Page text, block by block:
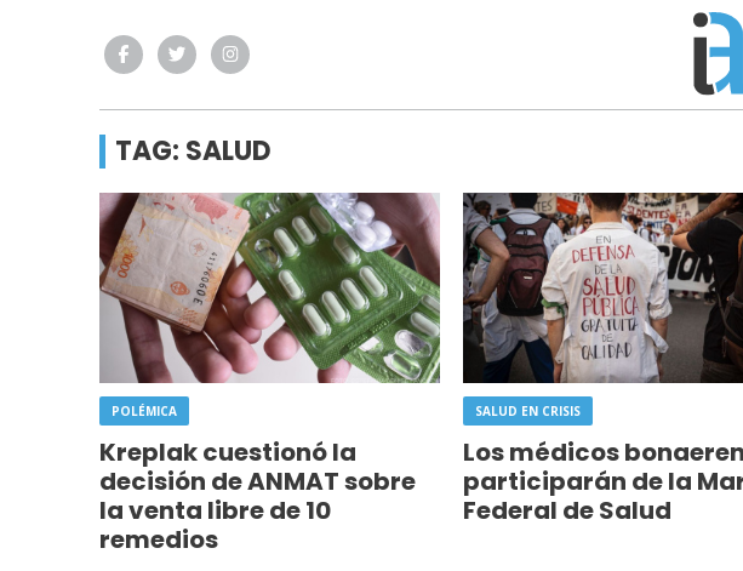
TAG: SALUD
POLÉMICA
Kreplak cuestionó la
decisión de ANMAT sobre
la venta libre de 10
remedios
SALUD EN CRISIS
Los médicos
participarán de la
Federal de Salud